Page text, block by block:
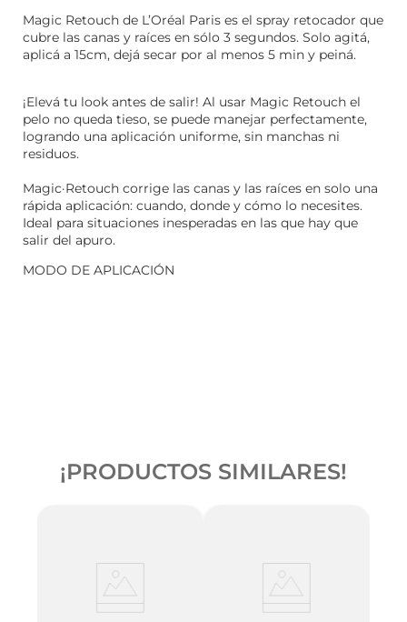
Magic Retouch de L’Oréal Paris es el spray retocador que
cubre las canas y raíces en sólo 3 segundos. Solo agitá,
aplicá a 15cm, dejá secar por al menos 5 min y peiná.
¡Elevá tu look antes de salir! Al usar Magic Retouch el
pelo no queda tieso, se puede manejar perfectamente,
logrando una aplicación uniforme, sin manchas ni
residuos.
Magic·Retouch corrige las canas y las raíces en solo una
rápida aplicación: cuando, donde y cómo lo necesites.
Ideal para situaciones inesperadas en las que hay que
salir del apuro.
MODO DE APLICACIÓN
¡PRODUCTOS SIMILARES!